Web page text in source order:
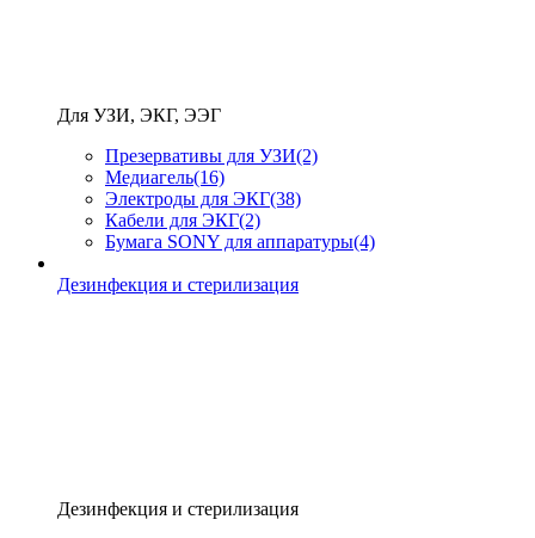
Для УЗИ, ЭКГ, ЭЭГ
Презервативы для УЗИ(2)
Медиагель(16)
Электроды для ЭКГ(38)
Кабели для ЭКГ(2)
Бумага SONY для аппаратуры(4)
Дезинфекция и стерилизация
Дезинфекция и стерилизация